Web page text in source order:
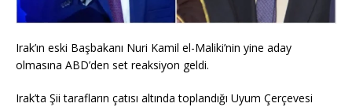
Irak’ın eski Başbakanı Nuri Kamil el-Maliki’nin yine aday
olmasına ABD’den set reaksiyon geldi.
Irak’ta Şii tarafların çatısı altında toplandığı Uyum Çerçevesi